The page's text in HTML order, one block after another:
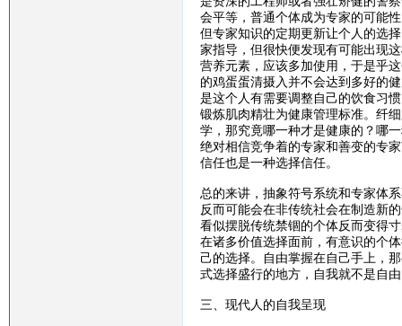
会平等，普通个体成为专家的可能
但专家知识的定期更新让个人的选
家指导，但很快便发现有可能出现
营养元素，应该多加使用，于是乎
的鸡蛋蛋清摄入并不会达到多好的
是这个人有需要调整自己的饮食习
锻炼肌肉精壮为健康管理标准。纤
学，那究竟哪一种才是健康的？哪
绝对相信竞争着的专家和善变的专
信任也是一种选择信任。
总的来讲，抽象符号系统和专家体
反而可能会在非传统社会在制造新
看似摆脱传统禁锢的个体反而变得
在诸多价值选择面前，有意识的个
己的选择。自由掌握在自己手上，
式选择盛行的地方，自我就不是自由
三、现代人的自我呈现